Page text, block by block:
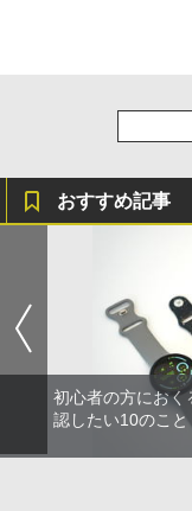
おすすめ記事
初心者の方におく
認したい10のこと